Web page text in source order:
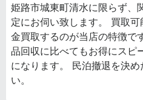
姫路市城東町清水に限らず、
定にお伺い致します。 買取
金買取するのが当店の特徴で
品回収に比べてもお得にスピ
になります。 民泊撤退を決
い。